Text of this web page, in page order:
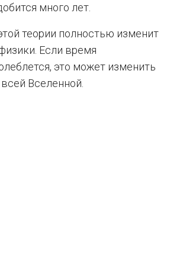
много лет.
теории полностью изменит
Если время
это может изменить
Вселенной.